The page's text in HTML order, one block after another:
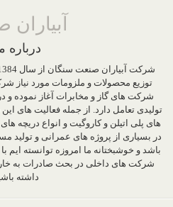
درباره
توزیع محصولات و ملزومات مورد نیاز
شرکت های گاز و مخابرات آغاز نموده و
تولیدی تعامل دارد. از جمله فعالیت های
های پلی اتیلن و کاروگیت و انواع دریچه
در بسیاری از پروژه های عمرانی و تولید
باشد و خوشبختانه ما امروزه توانسته ایم
شرکت های داخلی در بحث صادرات به
داشته